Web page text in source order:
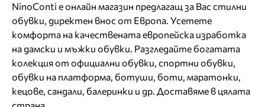
NinoConti е онлайн магазин предлагащ за Вас стилни
обувки, директен внос от Европа. Усетете
комфорта на качествената европейска изработка
на дамски и мъжки обувки. Разгледайте богатата
колекция от официални обувки, спортни обувки,
обувки на платформа, ботуши, боти, маратонки,
кецове, сандали, балеринки и др. Доставяме в цялата